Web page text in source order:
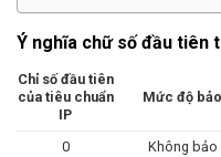
Ý nghĩa chữ số đầu tiên
Chỉ số đầu tiên
của tiêu chuẩn
IP
Mức độ
0 Không bảo